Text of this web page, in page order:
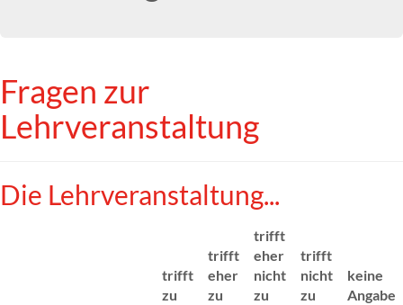
Fragen zur
Lehrveranstaltung
Die Lehrveranstaltung...
trifft
zu
trifft
eher
zu
trifft
eher
nicht
zu
trifft
nicht
zu
keine
Angabe